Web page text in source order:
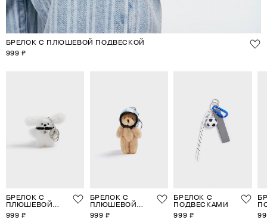
БРЕЛОК С ПЛЮШЕВОЙ ПОДВЕСКОЙ
999 ₽
БРЕЛОК С
ПЛЮШЕВОЙ
ПОДВЕСКОЙ
999 ₽
БРЕЛОК С
ПЛЮШЕВОЙ
ПОДВЕСКОЙ
999 ₽
БРЕЛОК С
ПОДВЕСКАМИ
999 ₽